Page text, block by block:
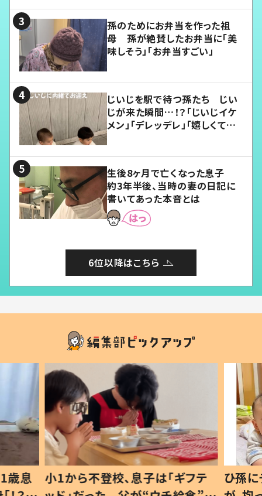
孫のためにお弁当を作った祖
母 孫が絶賛したお弁当に「美
味しそう」「お弁当すごい」
じいじを駅で待つ孫たち じい
じが来た瞬間…！？「じいじイケ
メン」「デレッデレ」「嬉しくて可
生後8ヶ月で亡くなった息子
約3年半後、当時の妻の日記に
書いてあった本音とは
6位以降はこちら
歳息
小1から不登校、息子は「ギフテ
ひ孫